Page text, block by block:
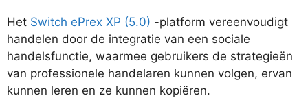
Het Switch ePrex XP (5.0) -platform vereenvoudigt
handelen door de integratie van een sociale
handelsfunctie, waarmee gebruikers de strategieën
van professionele handelaren kunnen volgen, ervan
kunnen leren en ze kunnen kopiëren.